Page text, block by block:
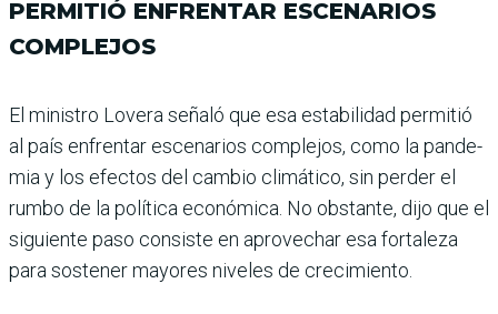
PERMITIÓ ENFRENTAR ESCENARIOS
COMPLEJOS
El ministro Lovera señaló que esa estabilidad permitió
al país enfrentar escenarios complejos, como la pande­
mia y los efectos del cam­bio climático, sin perder el
rumbo de la política econó­mica. No obstante, dijo que el
siguiente paso consiste en aprovechar esa fortaleza
para sostener mayores nive­les de crecimiento.